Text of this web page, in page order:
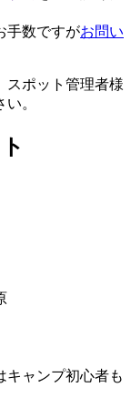
手数ですがお問い
スポット管理者様
。
キャンプ初心者も